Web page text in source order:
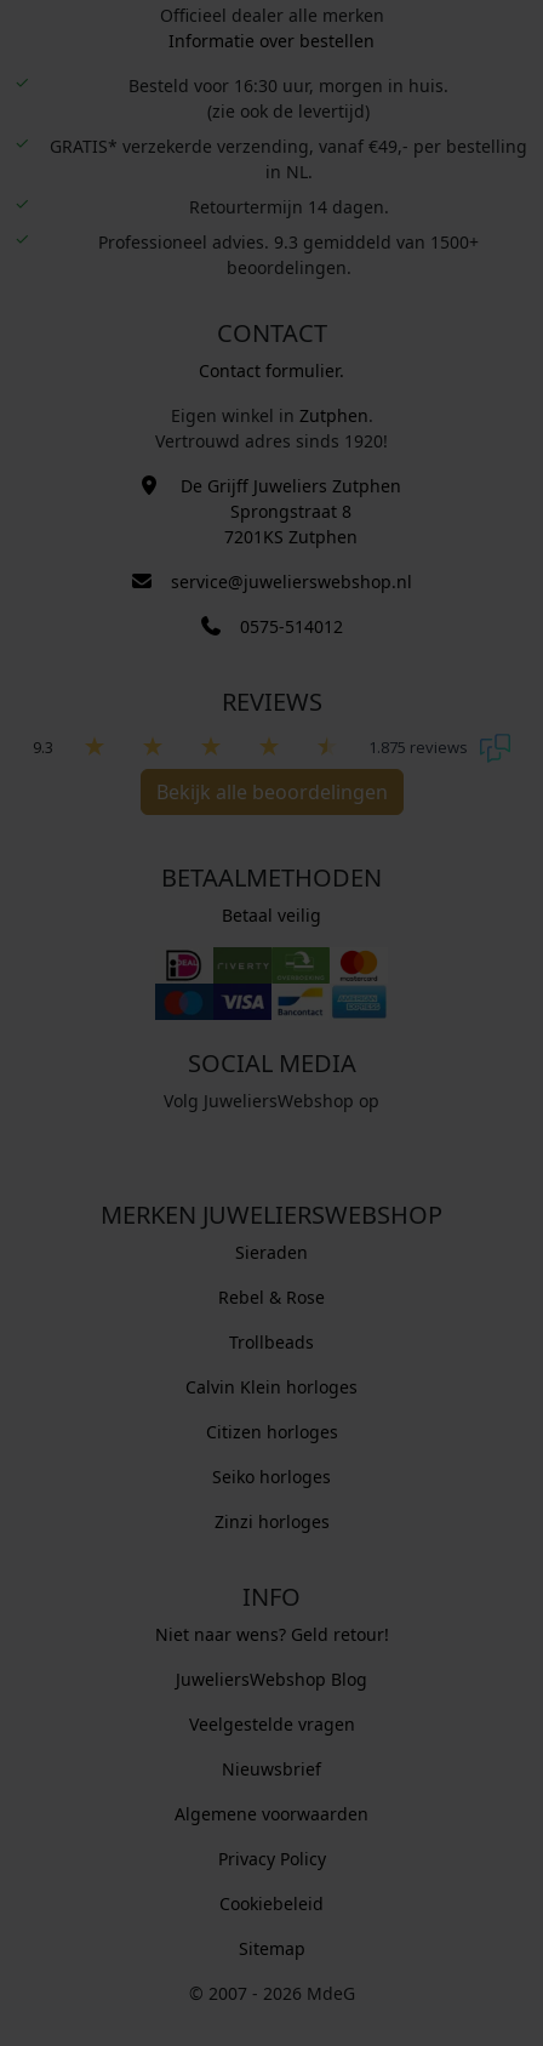
Officieel dealer alle merken
Informatie over bestellen
Besteld voor 16:30 uur, morgen in huis.
(zie ook de levertijd)
GRATIS* verzekerde verzending, vanaf €49,- per bestelling
in NL.
Retourtermijn 14 dagen.
Professioneel advies. 9.3 gemiddeld van 1500+
beoordelingen.
CONTACT
Contact formulier.
Eigen winkel in Zutphen.
Vertrouwd adres sinds 1920!
De Grijff Juweliers Zutphen
Sprongstraat 8
7201KS Zutphen
service@juwelierswebshop.nl
0575-514012
REVIEWS
9.3 1.875 reviews
Bekijk alle beoordelingen
BETAALMETHODEN
Betaal veilig
SOCIAL MEDIA
Volg JuweliersWebshop op
MERKEN JUWELIERSWEBSHOP
Sieraden
Rebel & Rose
Trollbeads
Calvin Klein horloges
Citizen horloges
Seiko horloges
Zinzi horloges
INFO
Niet naar wens? Geld retour!
JuweliersWebshop Blog
Veelgestelde vragen
Nieuwsbrief
Algemene voorwaarden
Privacy Policy
Cookiebeleid
Sitemap
© 2007 - 2026 MdeG